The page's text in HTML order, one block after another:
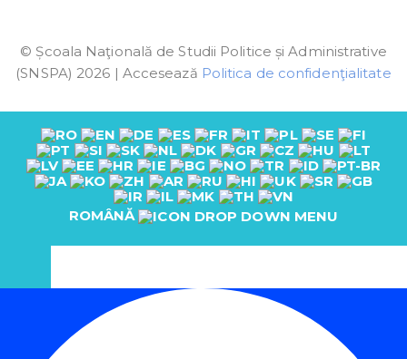
© Școala Naţională de Studii Politice și Administrative
(SNSPA) 2026 | Accesează Politica de confidenţialitate
ROMÂNĂ